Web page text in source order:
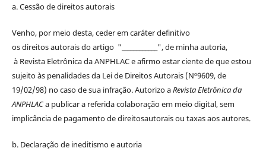
a. Cessão dedireitosautorais
Venho, por meio desta, ceder em caráter definitivo
osdireitosautoraisdo artigo "____________", de minha autoria,
à Revista Eletrônica da ANPHLACe afirmo estar ciente de que estou
sujeito às penalidades da Lei de DireitosAutorais(Nº9609, de
19/02/98) no caso de sua infração. Autorizo aRevista Eletrônica da
ANPHLACa publicar a referida colaboração em meio digital, sem
implicância de pagamento dedireitosautoraisou taxas aos autores.
b. Declaração de ineditismo e autoria